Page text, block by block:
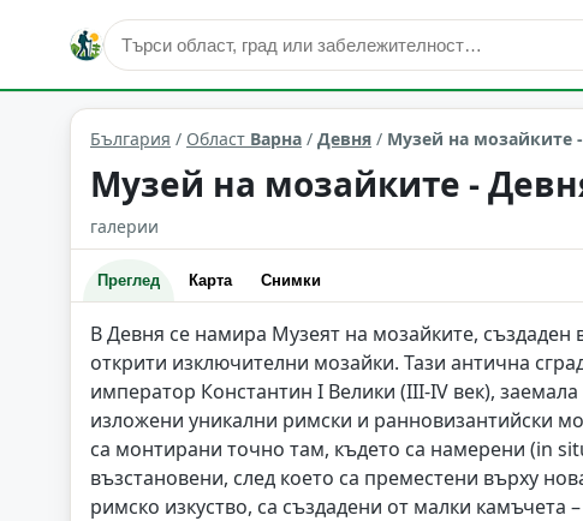
култура и изкуство Девня Област: Варна
България / Област Варна / Девня / Музей на мозайките
Музей на мозайките -
галерии
Преглед Карта Снимки
В Девня се намира Музеят на мозайките,
открити изключителни мозайки. Тази антична
император Константин I Велики (III-IV век),
изложени уникални римски и ранновизантийски
са монтирани точно там, където са намерени (in
възстановени, след което са преместени върху
римско изкуство, са създадени от малки